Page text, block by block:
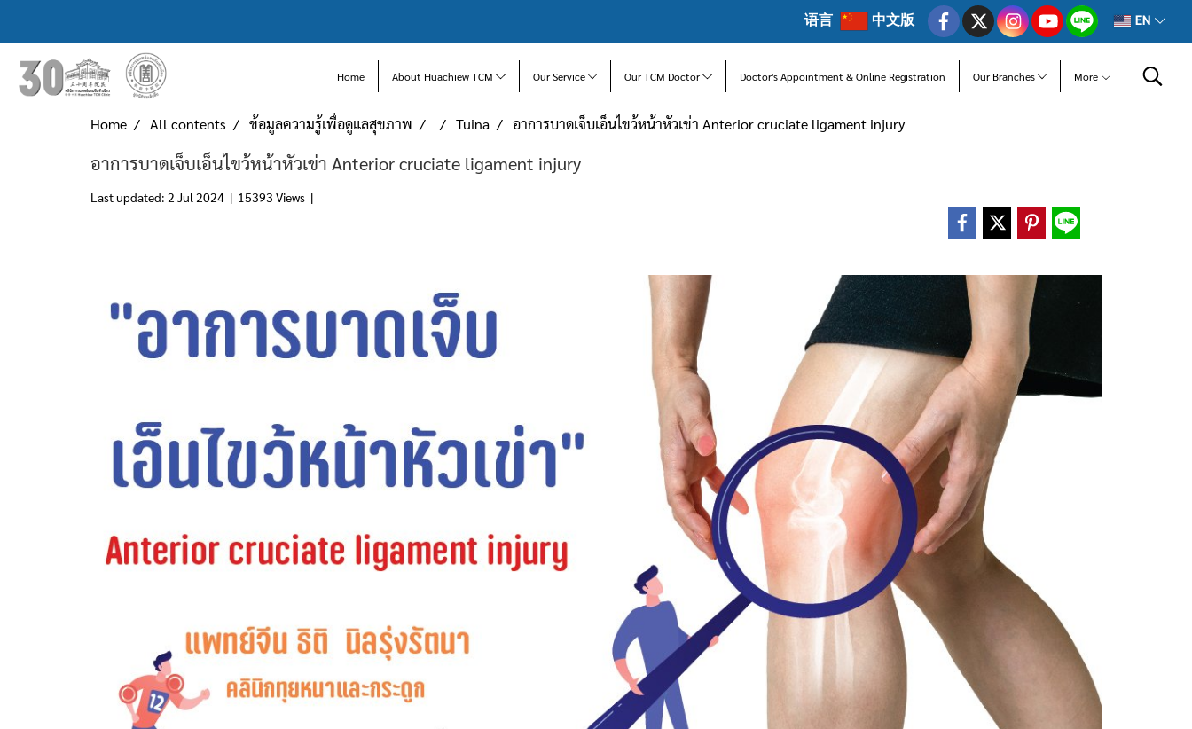
语言 中文版 EN
Home About Huachiew TCM Our Service Our TCM Doctor Doctor's Appointment & Online Registration Our Branches More
Home All contents ข้อมูลความรู้เพื่อดูแลสุขภาพ Tuina อาการบาดเจ็บเอ็นไขว้หน้าหัวเข่า Anterior cruciate ligament injury
อาการบาดเจ็บเอ็นไขว้หน้าหัวเข่า Anterior cruciate ligament injury
Last updated: 2 Jul 2024 | 15393 Views |